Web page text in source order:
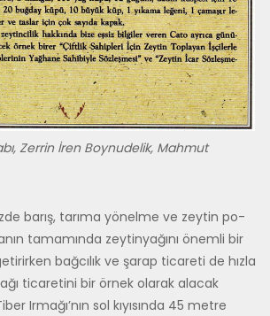
Zerrin İren Boynudelik, Mahmut
barış, tarıma yönelme ve zeytin po­
tama­mında zeytinyağını önemli bir
bağcılık ve şarap ticareti de hızla
ticaretini bir örnek olarak alacak
Irma­ğı’nın sol kıyısında 45 metre